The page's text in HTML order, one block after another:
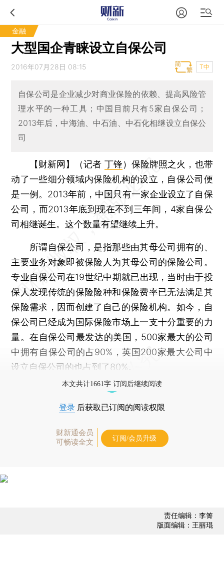
金融
大型国企青睐设立自保公司
2016年07月28日 08:15 T中
自保公司是企业减少对商业保险的依赖、提高风险管
理水平的一种工具；中国目前只有5家自保公司；
2013年后，中海油、中石油、中石化相继设立自保公
司
【财新网】（记者 丁锋） 保险牌照之火，也带
动了一些细分领域内保险机构的设立，自保公司便
是一例。2013年前，中国只有一家企业设立了自保
公司，而2013年底到现在不到三年间，4家自保公
司相继诞生。这个数量有望继续上升。
所谓自保公司，是指那些由其母公司拥有的、
主要业务对象即被保险人为其母公司的保险公司。
专业自保公司在19世纪中期就已出现，当时由于投
保人发现传统的保险险种和保险费率已无法满足其
保险需求，因而创建了自己的保险机构。如今，自
保公司已经成为国际保险市场上一支十分重要的力
量。在自保公司最发达的美国，500家最大的公司
中拥有自保公司的占90%，英国200家最大公司中
设立自保公司的也占到了80%。
本文共计1661字 订阅后继续阅读
登录 后获取已订阅的阅读权限
财新通会员
可畅读全文
订阅/会员升级
责任编辑：李箐
版面编辑：王丽琨